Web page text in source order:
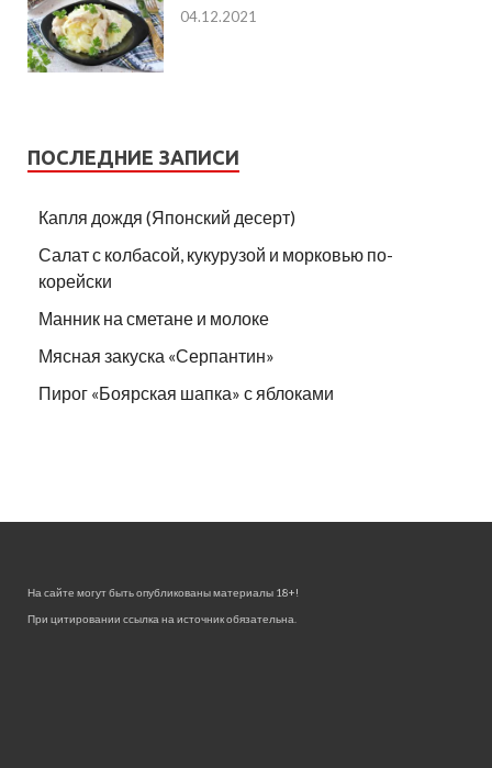
04.12.2021
ПОСЛЕДНИЕ ЗАПИСИ
Капля дождя (Японский десерт)
Салат с колбасой, кукурузой и морковью по-
корейски
Манник на сметане и молоке
Мясная закуска «Серпантин»
Пирог «Боярская шапка» с яблоками
На сайте могут быть опубликованы материалы 18+!
При цитировании ссылка на источник обязательна.